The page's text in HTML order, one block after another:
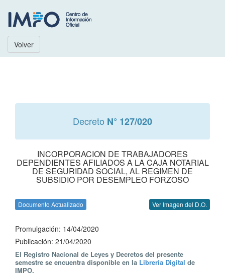
Volver
Decreto N° 127/020
INCORPORACION DE TRABAJADORES
DEPENDIENTES AFILIADOS A LA CAJA NOTARIAL
DE SEGURIDAD SOCIAL, AL REGIMEN DE
SUBSIDIO POR DESEMPLEO FORZOSO
Documento Actualizado Ver Imagen del D.O.
Promulgación: 14/04/2020
Publicación: 21/04/2020
El Registro Nacional de Leyes y Decretos del presente
semestre se encuentra disponible en la Librería Digital de
IMPO.